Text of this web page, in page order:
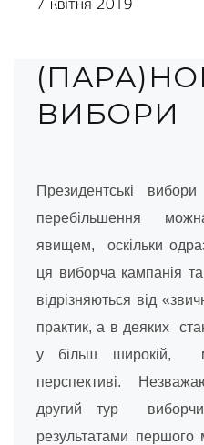
7 квітня 2019
ВИБОРИ
Президентські
перебільшення
явищем, оскільки
ця виборча кампанія
відрізняються від
практик, а в деяких
у більш широкій,
перспективі.
другий тур
результатами